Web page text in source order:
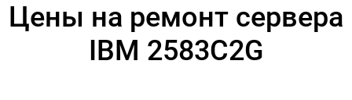
Цены на ремонт сервера
IBM 2583C2G